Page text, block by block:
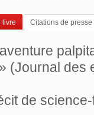
livre Citations de presse
(Journal des
de